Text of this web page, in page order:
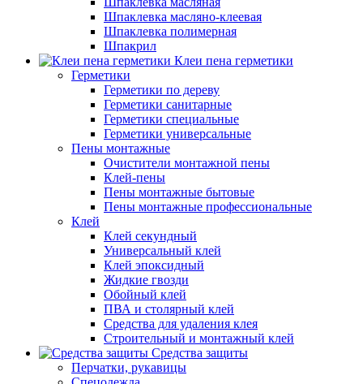
Шпаклевка масляно-клеевая
Шпаклевка полимерная
Шпакрил
Клеи пена герметики
Герметики
Герметики по дереву
Герметики санитарные
Герметики специальные
Герметики универсальные
Пены монтажные
Очистители монтажной пены
Клей-пены
Пены монтажные бытовые
Пены монтажные профессиональные
Клей
Клей секундный
Универсальный клей
Клей эпоксидный
Жидкие гвозди
Обойный клей
ПВА и столярный клей
Средства для удаления клея
Строительный и монтажный клей
Средства защиты
Перчатки, рукавицы